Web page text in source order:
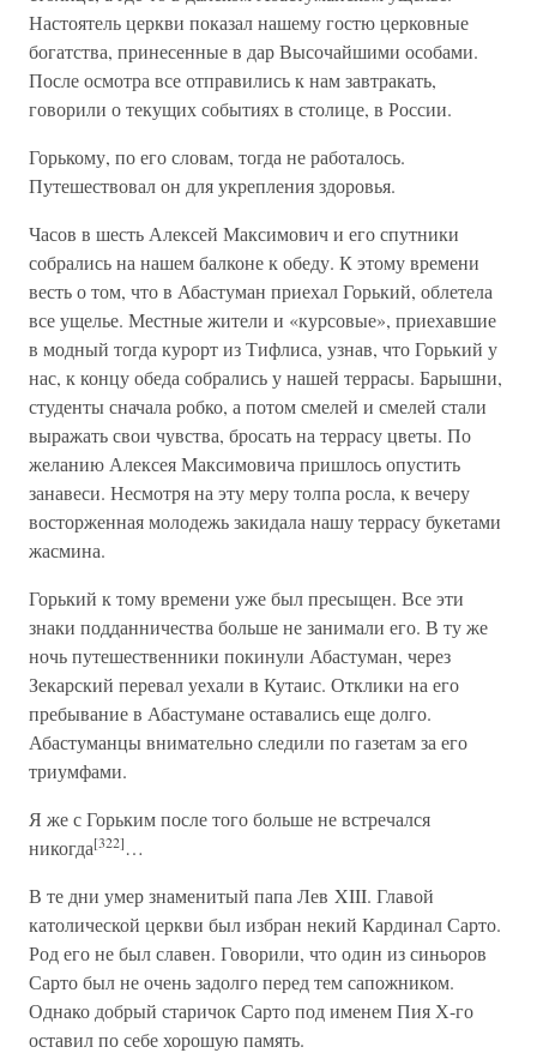
Настоятель церкви показал нашему гостю церковные
богатства, принесенные в дар Высочайшими особами.
После осмотра все отправились к нам завтракать,
говорили о текущих событиях в столице, в России.
Горькому, по его словам, тогда не работалось.
Путешествовал он для укрепления здоровья.
Часов в шесть Алексей Максимович и его спутники
собрались на нашем балконе к обеду. К этому времени
весть о том, что в Абастуман приехал Горький, облетела
все ущелье. Местные жители и «курсовые», приехавшие
в модный тогда курорт из Тифлиса, узнав, что Горький у
нас, к концу обеда собрались у нашей террасы. Барышни,
студенты сначала робко, а потом смелей и смелей стали
выражать свои чувства, бросать на террасу цветы. По
желанию Алексея Максимовича пришлось опустить
занавеси. Несмотря на эту меру толпа росла, к вечеру
восторженная молодежь закидала нашу террасу букетами
жасмина.
Горький к тому времени уже был пресыщен. Все эти
знаки подданничества больше не занимали его. В ту же
ночь путешественники покинули Абастуман, через
Зекарский перевал уехали в Кутаис. Отклики на его
пребывание в Абастумане оставались еще долго.
Абастуманцы внимательно следили по газетам за его
триумфами.
Я же с Горьким после того больше не встречался
никогда[322]…
В те дни умер знаменитый папа Лев XIII. Главой
католической церкви был избран некий Кардинал Сарто.
Род его не был славен. Говорили, что один из синьоров
Сарто был не очень задолго перед тем сапожником.
Однако добрый старичок Сарто под именем Пия Х-го
оставил по себе хорошую память.